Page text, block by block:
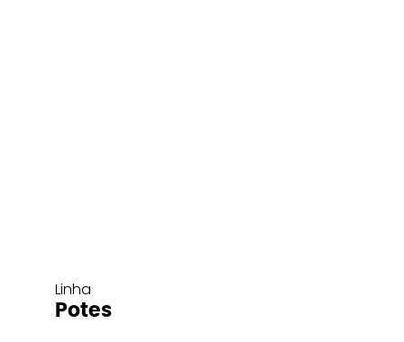
Linha
Potes